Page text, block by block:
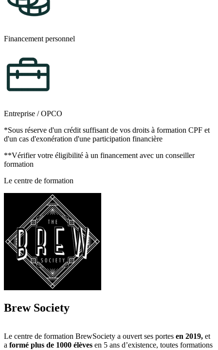
Financement personnel
Entreprise / OPCO
*Sous réserve d'un crédit suffisant de vos droits à formation CPF et
d'un cas d'exonération d'une participation financière
**Vérifier votre éligibilité à un financement avec un conseiller
formation
Le centre de formation
Brew Society
Le centre de formation BrewSociety a ouvert ses portes en 2019, et
a formé plus de 1000 élèves en 5 ans d’existence, toutes formations